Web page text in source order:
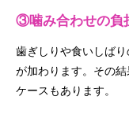
③噛み合わせの負
歯ぎしりや食いしば
が加わります。その
ケースもあります。